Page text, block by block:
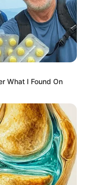
Movements
What I Found On